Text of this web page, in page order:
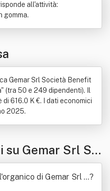
all'attività:
gomma.
Gemar Srl Società Benefit
(tra 50 e 249 dipendenti). Il
616.0 K €. I dati economici
2025.
su Gemar Srl So
di Gemar Srl S?